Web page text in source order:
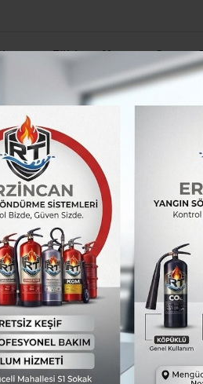
Eğitim Yaşam Spor
TÜM YAZILARI
Erzincan